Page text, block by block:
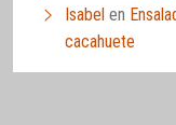
Isabel en
cacahuete